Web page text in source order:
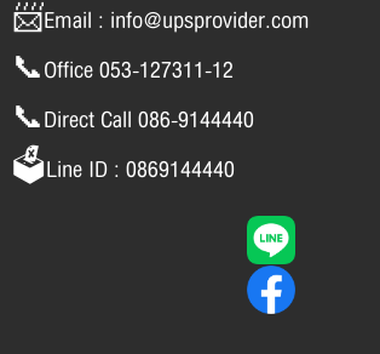
📨Email : info@upsprovider.com
📞Office 053-127311-12
📞Direct Call 086-9144440
🗳️Line ID : 0869144440